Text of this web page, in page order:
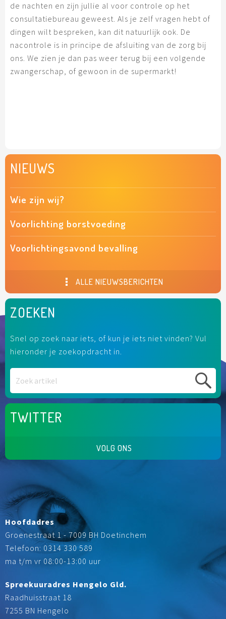
de nachten en zijn jullie al voor controle op het
consultatiebureau geweest. Als je zelf vragen hebt of
dingen wilt bespreken, kan dit natuurlijk ook. De
nacontrole is in principe de afsluiting van de zorg bij
ons. We zien je dan pas weer terug bij een volgende
zwangerschap, of gewoon in de supermarkt!
NIEUWS
Wie zijn wij?
Voorlichting borstvoeding
Voorlichtingsavond bevalling
ALLE NIEUWSBERICHTEN
ZOEKEN
Snel op zoek naar iets, of kun je iets niet vinden? Vul
hieronder je zoekopdracht in.
TWITTER
VOLG ONS
Hoofdadres
Groenestraat 1 - 7009 BH Doetinchem
Telefoon: 0314 330 589
ma t/m vr 08:00-13:00 uur
Spreekuuradres Hengelo Gld.
Raadhuisstraat 18
7255 BN Hengelo